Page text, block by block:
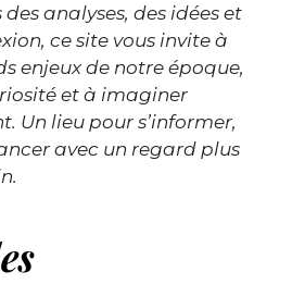
analyses, des idées et
ce site vous invite à
enjeux de notre époque,
et à imaginer
Un lieu pour s’informer,
avec un regard plus